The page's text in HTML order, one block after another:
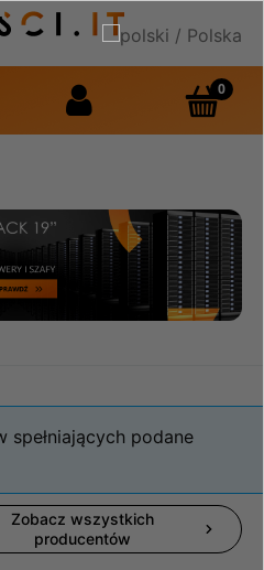
podane
Zobacz wszystkich
producentów